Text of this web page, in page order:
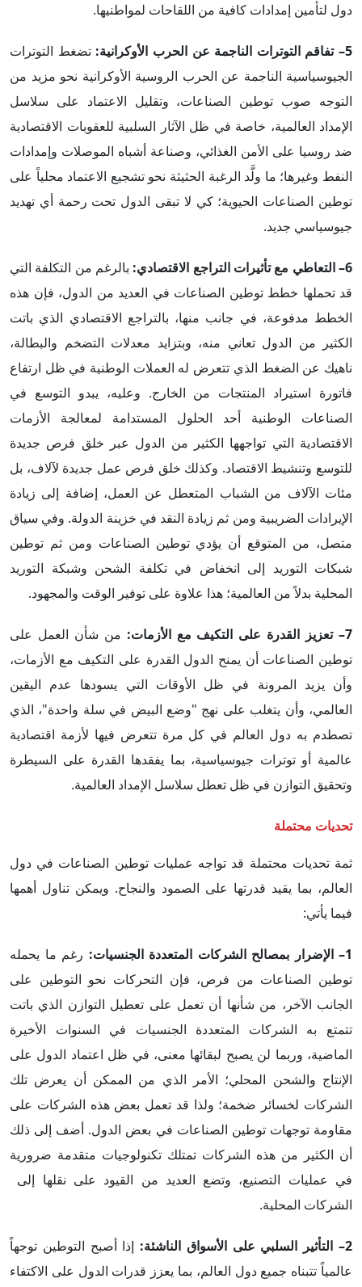
دول لتأمين إمدادات كافية من اللقاحات لمواطنيها.
5– تفاقم التوترات الناجمة عن الحرب الأوكرانية: تضغط التوترات
الجيوسياسية الناجمة عن الحرب الروسية الأوكرانية نحو مزيد من
التوجه صوب توطين الصناعات، وتقليل الاعتماد على سلاسل
الإمداد العالمية، خاصة في ظل الآثار السلبية للعقوبات الاقتصادية
ضد روسيا على الأمن الغذائي، وصناعة أشباه الموصلات وإمدادات
النفط وغيرها؛ ما ولَّد الرغبة الحثيثة نحو تشجيع الاعتماد محلياً على
توطين الصناعات الحيوية؛ كي لا تبقى الدول تحت رحمة أي تهديد
جيوسياسي جديد.
6– التعاطي مع تأثيرات التراجع الاقتصادي:
بالرغم من التكلفة التي
قد تحملها خطط توطين الصناعات في العديد من الدول، فإن هذه
الخطط مدفوعة، في جانب منها، بالتراجع الاقتصادي الذي باتت
الكثير من الدول تعاني منه، وبتزايد معدلات التضخم والبطالة،
ناهيك عن الضغط الذي تتعرض له العملات الوطنية في ظل ارتفاع
فاتورة استيراد المنتجات من الخارج. وعليه، يبدو التوسع في
الصناعات الوطنية أحد الحلول المستدامة لمعالجة الأزمات
الاقتصادية التي تواجهها الكثير من الدول عبر خلق فرص جديدة
للتوسع وتنشيط الاقتصاد. وكذلك خلق فرص عمل جديدة لآلاف، بل
مئات الآلاف من الشباب المتعطل عن العمل، إضافة إلى زيادة
الإيرادات الضريبية ومن ثم زيادة النقد في خزينة الدولة. وفي سياق
متصل، من المتوقع أن يؤدي توطين الصناعات ومن ثم توطين
شبكات التوريد إلى انخفاض في تكلفة الشحن وشبكة التوريد
المحلية بدلاً من العالمية؛ هذا علاوة على توفير الوقت والمجهود.
7– تعزيز القدرة على التكيف مع الأزمات:
من شأن العمل على
توطين الصناعات أن يمنح الدول القدرة على التكيف مع الأزمات،
وأن يزيد المرونة في ظل الأوقات التي يسودها عدم اليقين
العالمي، وأن يتغلب على نهج "وضع البيض في سلة واحدة"، الذي
تصطدم به دول العالم في كل مرة تتعرض فيها لأزمة اقتصادية
عالمية أو توترات جيوسياسية، بما يفقدها القدرة على السيطرة
وتحقيق التوازن في ظل تعطل سلاسل الإمداد العالمية.
تحديات محتملة
ثمة تحديات محتملة قد تواجه عمليات توطين الصناعات في دول
العالم، بما يقيد قدرتها على الصمود والنجاح. ويمكن تناول أهمها
فيما يأتي:
1– الإضرار بمصالح الشركات المتعددة الجنسيات: رغم ما يحمله
توطين الصناعات من فرص، فإن التحركات نحو التوطين على
الجانب الآخر، من شأنها أن تعمل على تعطيل التوازن الذي باتت
تتمتع به الشركات المتعددة الجنسيات في السنوات الأخيرة
الماضية، وربما لن يصبح لبقائها معنى، في ظل اعتماد الدول على
الإنتاج والشحن المحلي؛ الأمر الذي من الممكن أن يعرض تلك
الشركات لخسائر ضخمة؛ ولذا قد تعمل بعض هذه الشركات على
مقاومة توجهات توطين الصناعات في بعض الدول. أضف إلى ذلك
أن الكثير من هذه الشركات تمتلك تكنولوجيات متقدمة ضرورية
في عمليات التصنيع، وتضع العديد من القيود على نقلها إلى
الشركات المحلية.
2– التأثير السلبي على الأسواق الناشئة: إذا أصبح التوطين توجهاً
عالمياً تتبناه جميع دول العالم، بما يعزز قدرات الدول على الاكتفاء